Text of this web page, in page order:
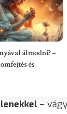
álmodni? –
és
–